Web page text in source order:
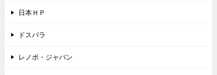
日本ＨＰ
ドスパラ
レノボ・ジャパン